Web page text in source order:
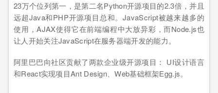
23万个位列第一，是第二名Python开源项目的2.3倍，并且
远超Java和PHP开源项目总和。JavaScript被越来越多的
使用，AJAX使得它在前端编程中大放异彩，而Node.js也
让人开始关注JavaScript在服务器端开发的能力。
阿里巴巴向社区贡献了两款企业级开源项目： UI设计语言
和React实现项目Ant Design、Web基础框架Egg.js。